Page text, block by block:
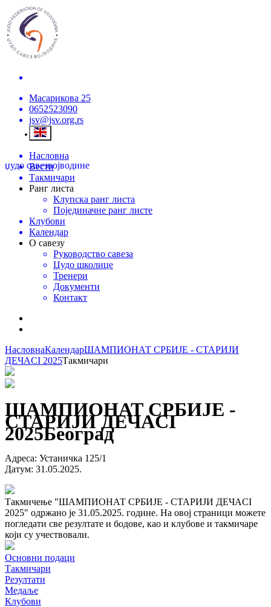
Масарикова 25
0652523090
jsv@jsv.org.rs
џудо савезвојводине
Насловна
Вести
Такмичари
Ранг листа
Клупска ранг листа
Појединачне ранг листе
Клубови
Календар
О савезу
Руководство савеза
Џудо школице
Тренери
Документи
Контакт
НасловнаКалендарШАМПИОНАТ СРБИЈЕ - СТАРИЈИ
ДЕЧАCI 2025Такмичари
ШАМПИОНАТ СРБИЈЕ -
СТАРИЈИ ДЕЧАCI
2025Београд
Адреса: Устаничка 125/1
Датум: 31.05.2025.
Такмичење "ШАМПИОНАТ СРБИЈЕ - СТАРИЈИ ДЕЧАCI
2025" одржано је 31.05.2025. године. На овој страници можете
погледати све резултате и бодове, као и клубове и такмичаре
који су учествовали.
Основни подаци
Такмичари
Резултати
Медаље
Клубови